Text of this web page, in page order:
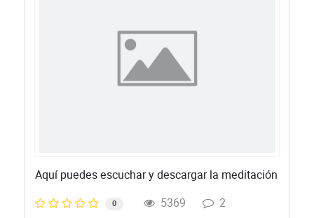
Aquí puedes escuchar y descargar la meditación
0 5369
2